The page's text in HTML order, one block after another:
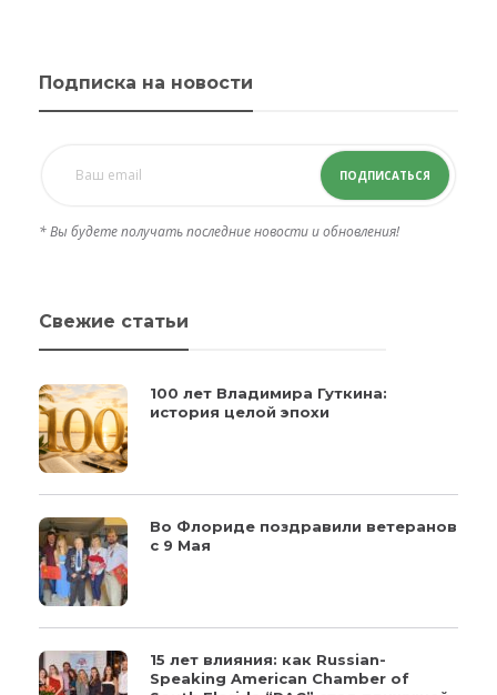
Подписка на новости
ПОДПИСАТЬСЯ
* Вы будете получать последние новости и обновления!
Свежие статьи
100 лет Владимира Гуткина:
история целой эпохи
Во Флориде поздравили ветеранов
с 9 Мая
15 лет влияния: как Russian-
Speaking American Chamber of